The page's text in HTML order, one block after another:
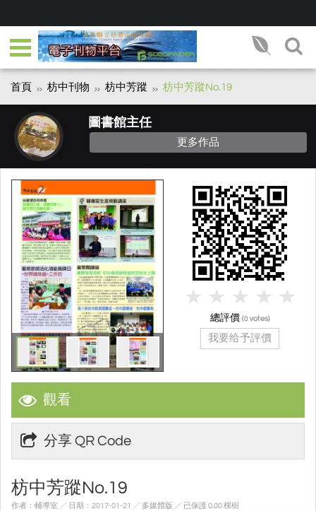
首頁 枋中刊物 枋中芳蹤 枋中芳蹤No.19
圖書館主任
更多作品
觀看
分享 QR Code
枋中芳蹤No.19
作者：輔導室 ╱ 日期：2017-01-21 ╱ 多媒體版 ╱ 已保護 0.00 棵樹
總評價 (0 votes)
我要给予評價